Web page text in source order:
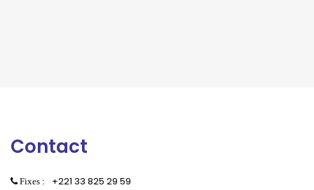
Contact
Fixes : +221 33 825 29 59